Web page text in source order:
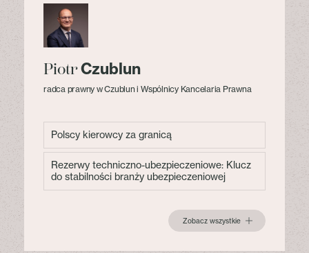
PiotrCzublun
radca prawny w Czublun i Wspólnicy Kancelaria Prawna
Polscy kierowcy za granicą
Rezerwy techniczno-ubezpieczeniowe: Klucz
do stabilności branży ubezpieczeniowej
Zobacz wszystkie